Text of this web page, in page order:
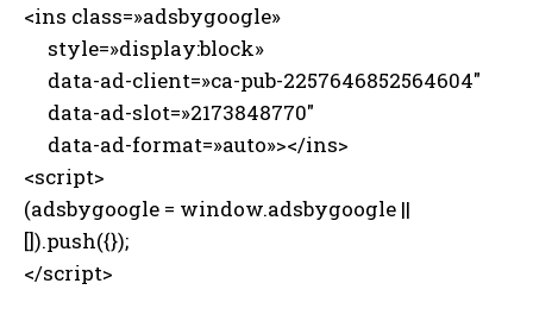
<ins class=»adsbygoogle»
style=»display:block»
data-ad-client=»ca-pub-2257646852564604″
data-ad-slot=»2173848770″
data-ad-format=»auto»></ins>
<script>
(adsbygoogle = window.adsbygoogle ||
[]).push({});
</script>